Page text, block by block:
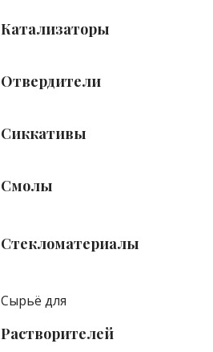
Катализаторы
Отвердители
Сиккативы
Смолы
Стекломатериалы
Сырьё для
Растворителей